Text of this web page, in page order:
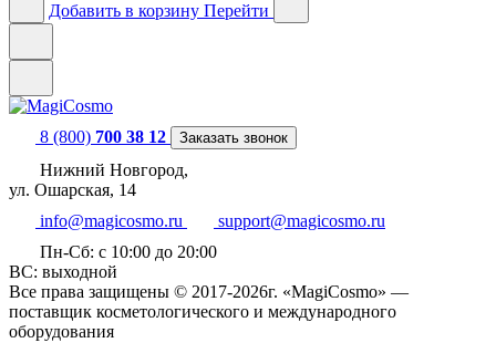
Добавить в корзину Перейти
8 (800) 700 38 12 Заказать звонок
Нижний Новгород,
ул. Ошарская, 14
info@magicosmo.ru
support@magicosmo.ru
Пн-Сб: с 10:00 до 20:00
ВС: выходной
Все права защищены © 2017-2026г. «MagiCosmo» —
поставщик косметологического и международного
оборудования